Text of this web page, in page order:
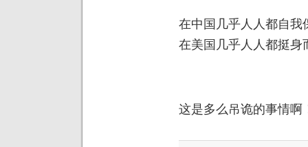
在中国几乎人人都自我
在美国几乎人人都挺身
这是多么吊诡的事情啊